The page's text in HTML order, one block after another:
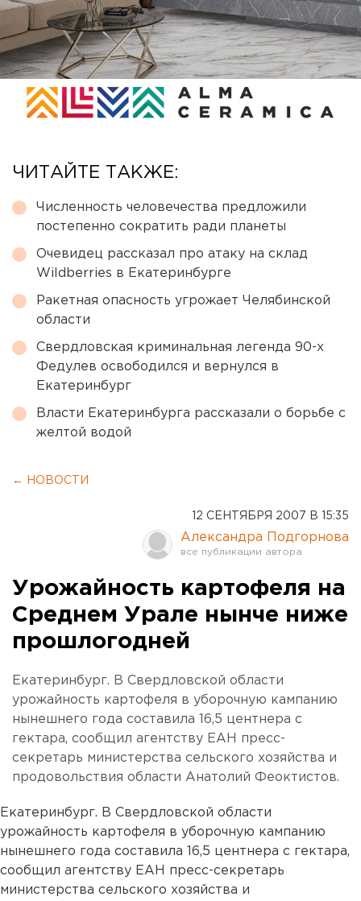
ЧИТАЙТЕ ТАКЖЕ:
Численность человечества предложили
постепенно сократить ради планеты
Очевидец рассказал про атаку на склад
Wildberries в Екатеринбурге
Ракетная опасность угрожает Челябинской
области
Свердловская криминальная легенда 90-х
Федулев освободился и вернулся в
Екатеринбург
Власти Екатеринбурга рассказали о борьбе с
желтой водой
← НОВОСТИ
12 СЕНТЯБРЯ 2007 В 15:35
Александра Подгорнова
Урожайность картофеля на
Среднем Урале нынче ниже
прошлогодней
Екатеринбург. В Свердловской области
урожайность картофеля в уборочную кампанию
нынешнего года составила 16,5 центнера с
гектара, сообщил агентству ЕАН пресс-
секретарь министерства сельского хозяйства и
продовольствия области Анатолий Феоктистов.
Екатеринбург. В Свердловской области
урожайность картофеля в уборочную кампанию
нынешнего года составила 16,5 центнера с гектара,
сообщил агентству ЕАН пресс-секретарь
министерства сельского хозяйства и